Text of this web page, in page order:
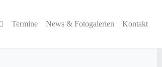
Termine News & Fotogalerien Kontakt